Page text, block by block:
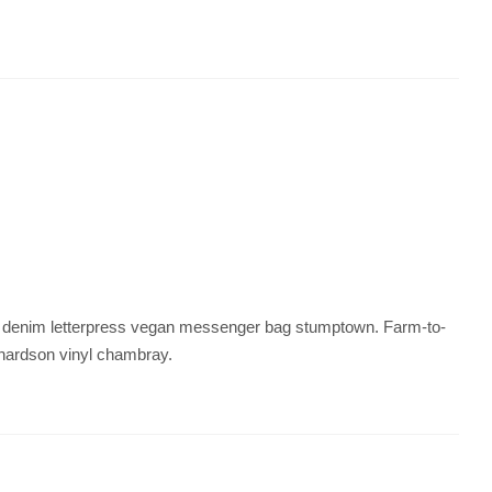
letterpress vegan messenger bag stumptown. Farm-to-
vinyl chambray.